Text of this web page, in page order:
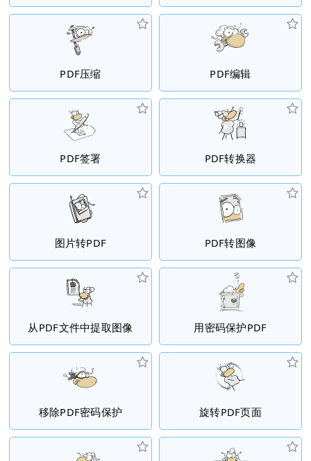
PDF压缩 PDF编辑
PDF签署 PDF转换器
图片转PDF PDF转图像
从PDF文件中提取图像 用密码保护PDF
移除PDF密码保护 旋转PDF页面